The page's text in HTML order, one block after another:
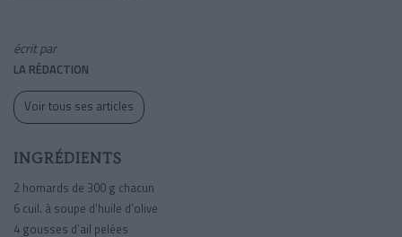
écrit par
LA RÉDACTION
Voir tous ses articles
INGRÉDIENTS
2 homards de 300 g chacun
6 cuil. à soupe d’huile d’olive
4 gousses d’ail pelées